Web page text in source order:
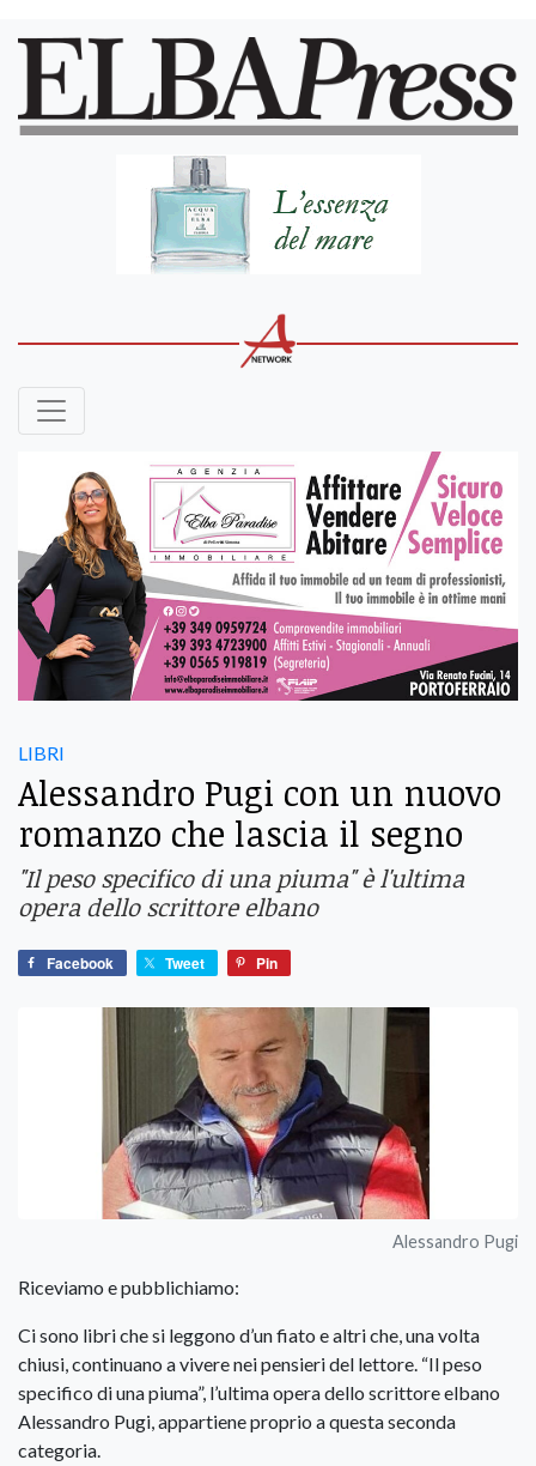
LIBRI
Alessandro Pugi con un nuovo
romanzo che lascia il segno
"Il peso specifico di una piuma" è l'ultima
opera dello scrittore elbano
Facebook Tweet Pin
Alessandro Pugi
Riceviamo e pubblichiamo:
Ci sono libri che si leggono d’un fiato e altri che, una volta
chiusi, continuano a vivere nei pensieri del lettore. “Il peso
specifico di una piuma”, l’ultima opera dello scrittore elbano
Alessandro Pugi, appartiene proprio a questa seconda
categoria.